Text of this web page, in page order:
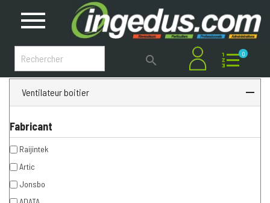
 0
Ventilateur boitier
Fabricant
Raijintek
Artic
Jonsbo